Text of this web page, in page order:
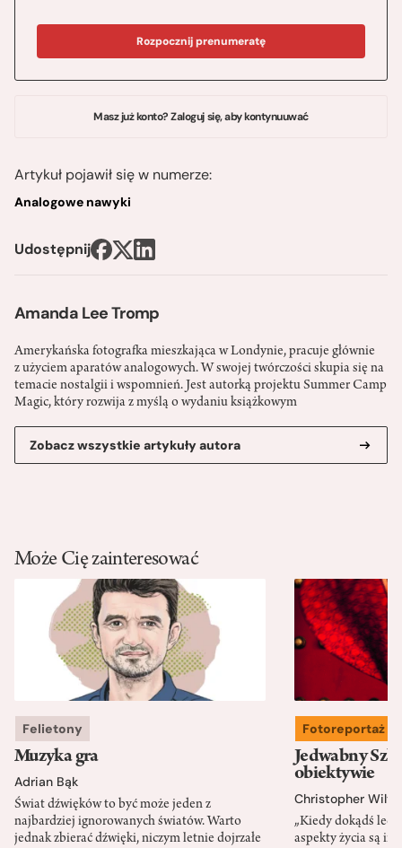
Amanda Lee Tromp
Amerykańska fotografka mieszkająca w Londynie, pracuje głównie
z użyciem aparatów analogowych. W swojej twórczości skupia się na
temacie nostalgii i wspomnień. Jest autorką projektu Summer Camp
Magic, który rozwija z myślą o wydaniu książkowym
Zobacz wszystkie artykuły autora
Rozpocznij prenumeratę
Masz już konto? Zaloguj się, aby kontynuuwać
Artykuł pojawił się w numerze:
Analogowe nawyki
Udostępnij
Może Cię zainteresować
Felietony
Muzyka gra
Adrian Bąk
Świat dźwięków to być może jeden z
najbardziej ignorowanych światów. Warto
jednak zbierać dźwięki, niczym letnie dojrzałe
Fotoreportaż
Jedwabny
obiektywie
Christopher
„Kiedy dokądś
aspekty życia są